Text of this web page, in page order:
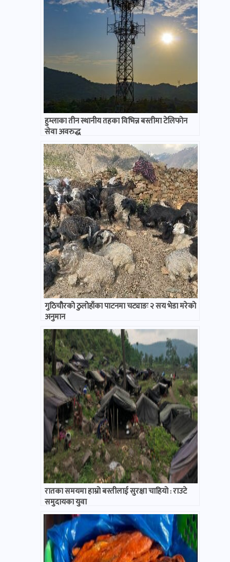
हुम्लाका तीन स्थानीय तहका विभिन्न बस्तीमा टेलिफोन
सेवा अवरुद्ध
गुठिचौरको ठुलोहाँका पाटनमा चट्याङः २ सय भेडा मरेको
अनुमान
रातका समयमा हाम्रो बस्तीलाई सुरक्षा चाहियो : राउटे
समुदायका युवा